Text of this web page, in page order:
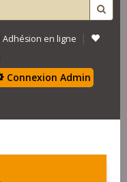
Adhésion en ligne |
Connexion Admin